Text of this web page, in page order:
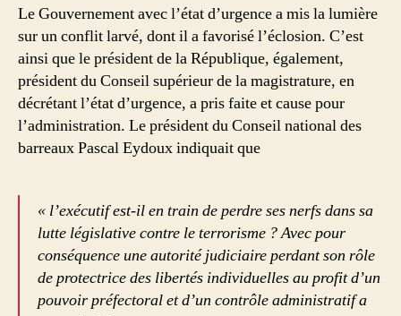
Le Gouvernement avec l’état d’urgence a mis la lumière
sur un conflit larvé, dont il a favorisé l’éclosion. C’est
ainsi que le président de la République, également,
président du Conseil supérieur de la magistrature, en
décrétant l’état d’urgence, a pris faite et cause pour
l’administration. Le président du Conseil national des
barreaux Pascal Eydoux indiquait que
« l’exécutif est-il en train de perdre ses nerfs dans sa
lutte législative contre le terrorisme ? Avec pour
conséquence une autorité judiciaire perdant son rôle
de protectrice des libertés individuelles au profit d’un
pouvoir préfectoral et d’un contrôle administratif a